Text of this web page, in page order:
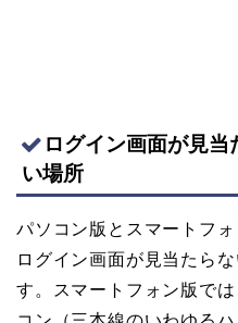
ログイン画面が見
い場所
パソコン版とスマートフ
ログイン画面が見当たら
す。スマートフォン版で